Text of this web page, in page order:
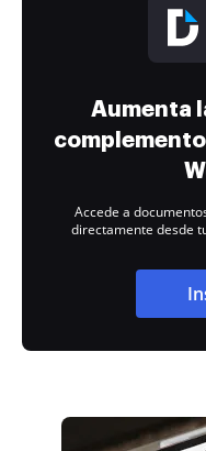
Aumenta
Accede a
directamente desde